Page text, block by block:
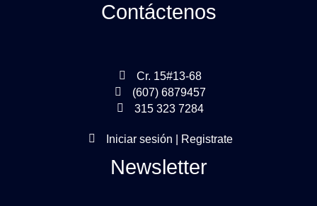
Contáctenos
Cr. 15#13-68
(607) 6879457
315 323 7284
Iniciar sesión | Registrate
Newsletter